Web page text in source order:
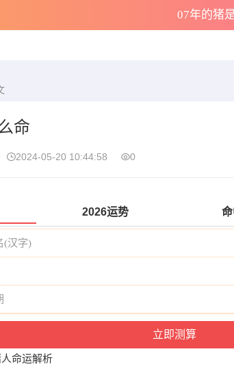
07年的猪
命
2024-05-20 10:44:58 0
2026运势
命运解析